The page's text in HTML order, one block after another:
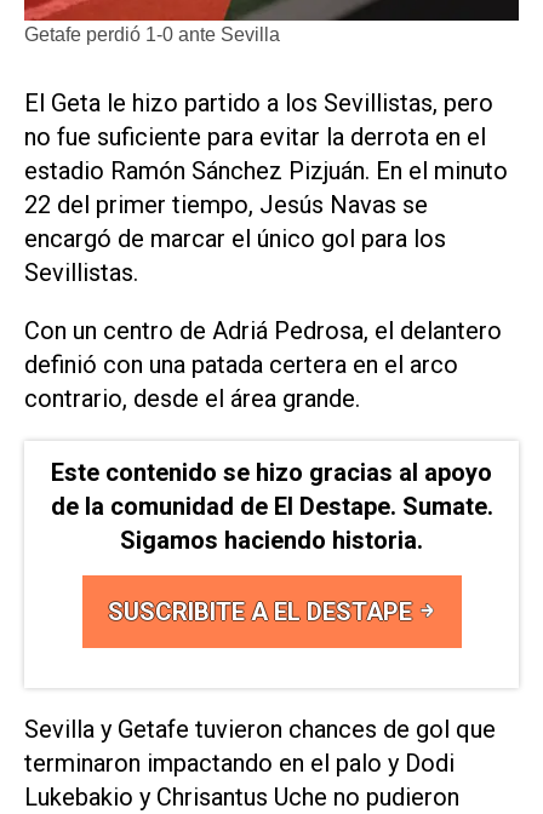
Getafe perdió 1-0 ante Sevilla
El Geta le hizo partido a los Sevillistas, pero
no fue suficiente para evitar la derrota en el
estadio Ramón Sánchez Pizjuán. En el minuto
22 del primer tiempo, Jesús Navas se
encargó de marcar el único gol para los
Sevillistas.
Con un centro de Adriá Pedrosa, el delantero
definió con una patada certera en el arco
contrario, desde el área grande.
Este contenido se hizo gracias al apoyo
de la comunidad de El Destape. Sumate.
Sigamos haciendo historia.
SUSCRIBITE A EL DESTAPE
Sevilla y Getafe tuvieron chances de gol que
terminaron impactando en el palo y Dodi
Lukebakio y Chrisantus Uche no pudieron